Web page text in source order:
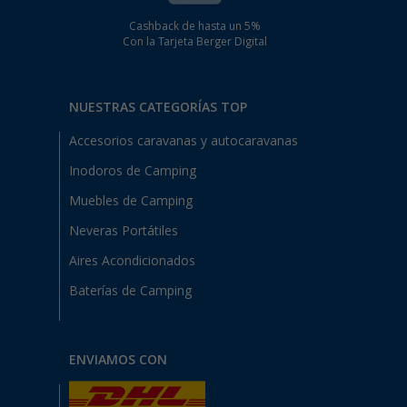
Cashback de hasta un 5%
Con la Tarjeta Berger Digital
NUESTRAS CATEGORÍAS TOP
Accesorios caravanas y autocaravanas
Inodoros de Camping
Muebles de Camping
Neveras Portátiles
Aires Acondicionados
Baterías de Camping
ENVIAMOS CON